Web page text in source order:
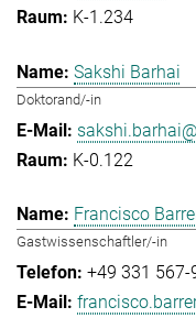
K-1.234
Sakshi Barhai
Doktorand/-in
K-0.122
Francisco
Gastwissenschaftler/-in
+49 331 567-